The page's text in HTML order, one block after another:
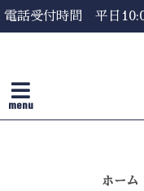
電話受付時間 平日
menu
ホーム